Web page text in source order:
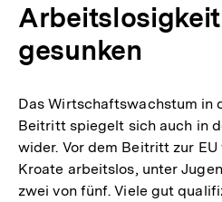
gesunken
Das Wirtschaftswachstum in
Beitritt spiegelt sich auch in
wider. Vor dem Beitritt zur
Kroate arbeitslos, unter
zwei von fünf. Viele gut